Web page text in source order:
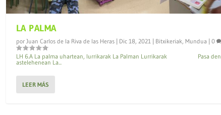
LA PALMA
por Juan Carlos de la Riva de las Heras| Dic 18, 2021| Bitxikeriak, Mundua | 0
LH 6.A La palma uhartean, lurrikarak La Palman Lurrikarak Pasa den
astelehenean La...
LEER MÁS